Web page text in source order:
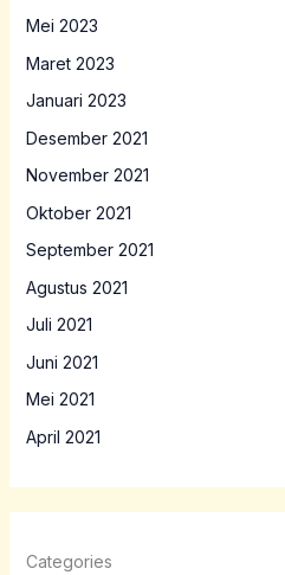
Mei 2023
Maret 2023
Januari 2023
Desember 2021
November 2021
Oktober 2021
September 2021
Agustus 2021
Juli 2021
Juni 2021
Mei 2021
April 2021
Categories